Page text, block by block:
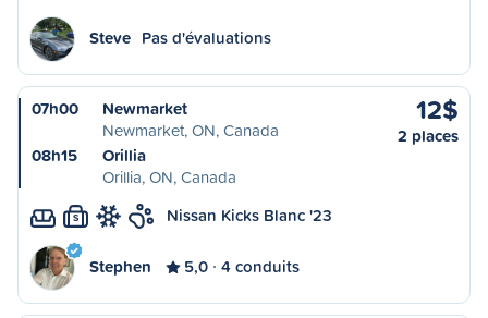
Steve Pas d'évaluations
07h00
Newmarket
Newmarket, ON, Canada
08h15
Orillia
Orillia, ON, Canada
12$
2 places
S Nissan Kicks Blanc '23
Stephen 5,0 4 conduits